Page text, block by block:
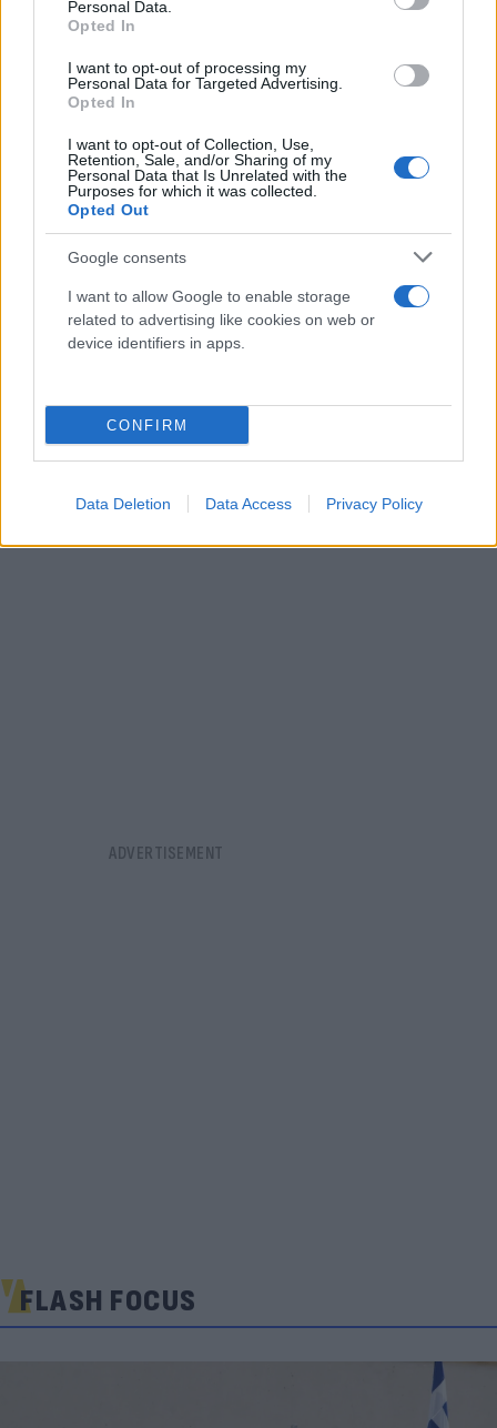
Personal Data.
Opted In
I want to opt-out of processing my
Personal Data for Targeted Advertising.
Opted In
I want to opt-out of Collection, Use,
Retention, Sale, and/or Sharing of my
Personal Data that Is Unrelated with the
Purposes for which it was collected.
Opted Out
Google consents
I want to allow Google to enable storage
related to advertising like cookies on web or
device identifiers in apps.
CONFIRM
Data Deletion Data Access Privacy Policy
συνεργασία - έκπληξη
10.08.2026
FLASH FOCUS